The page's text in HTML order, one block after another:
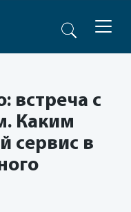
встреча с
Каким
сервис в